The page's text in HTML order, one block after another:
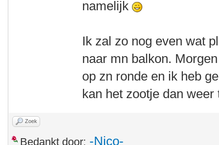
namelijk
Ik zal zo nog even wat
naar mn balkon.
op zn ronde en ik heb
kan het zootje dan weer
Zoek
Bedankt door: -Nico-